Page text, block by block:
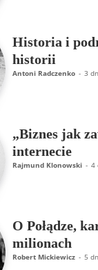
Historia i
historii
Antoni Radczenko - 3
„Biznes jak
internecie
Rajmund Klonowski - 4
O Połądze,
milionach
Robert Mickiewicz - 5